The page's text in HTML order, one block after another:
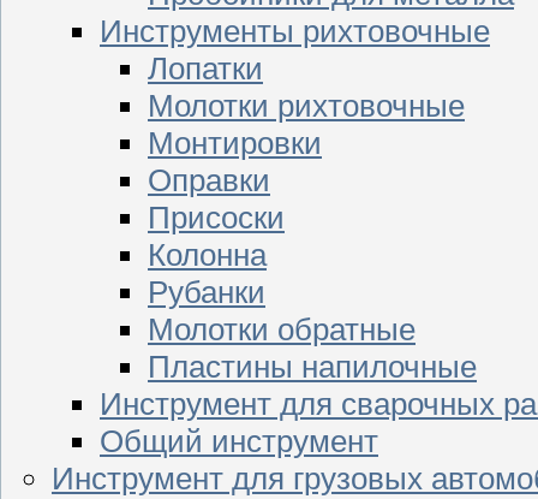
Инструменты рихтовочные
Лопатки
Молотки рихтовочные
Монтировки
Оправки
Присоски
Колонна
Рубанки
Молотки обратные
Пластины напилочные
Инструмент для сварочных
Общий инструмент
Инструмент для грузовых